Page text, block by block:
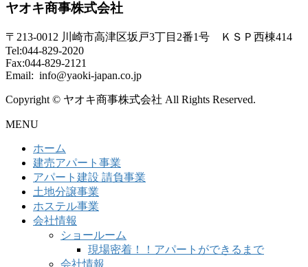
ヤオキ商事株式会社
〒213-0012 川崎市高津区坂戸3丁目2番1号 ＫＳＰ西棟414
Tel:044-829-2020
Fax:044-829-2121
Email: info@yaoki-japan.co.jp
Copyright © ヤオキ商事株式会社 All Rights Reserved.
MENU
ホーム
建売アパート事業
アパート建設 請負事業
土地分譲事業
ホステル事業
会社情報
ショールーム
現場密着！！アパートができるまで
会社情報